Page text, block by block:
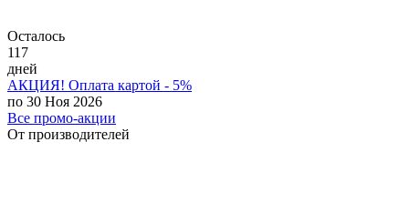
Осталось
117
дней
АКЦИЯ! Оплата картой - 5%
по 30 Ноя 2026
Все промо-акции
От производителей